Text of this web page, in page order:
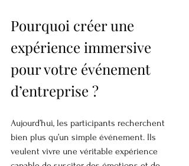
Pourquoi créer une
expérience immersive
pour votre événement
d’entreprise ?
Aujourd’hui, les participants recherchent
bien plus qu’un simple événement. Ils
veulent vivre une véritable expérience